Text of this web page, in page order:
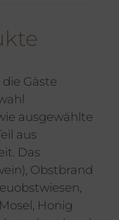
Gäste
ausgewählte
aus
Das
Obstbrand
Honig